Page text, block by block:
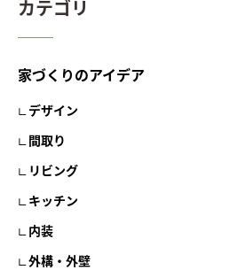
カテゴリ
家づくりのアイデア
デザイン
間取り
リビング
キッチン
内装
外構・外壁